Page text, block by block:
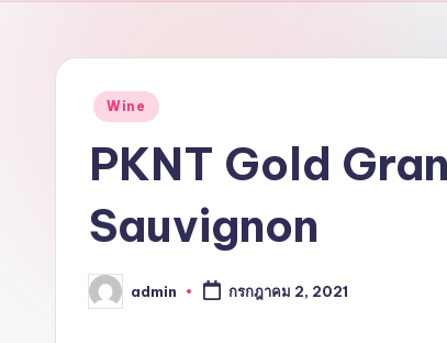
Wine
PKNT Gold
Sauvignon
admin กรกฎาคม 2, 2021